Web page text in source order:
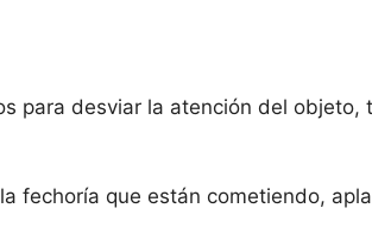
para desviar la atención del objeto,
fechoría que están cometiendo,